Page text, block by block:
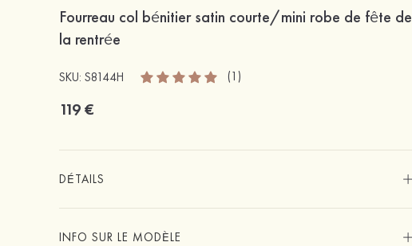
Fourreau col bénitier satin courte/mini robe de fête de
la rentrée
SKU: S8144H (1)
119 €
DÉTAILS
INFO SUR LE MODÈLE